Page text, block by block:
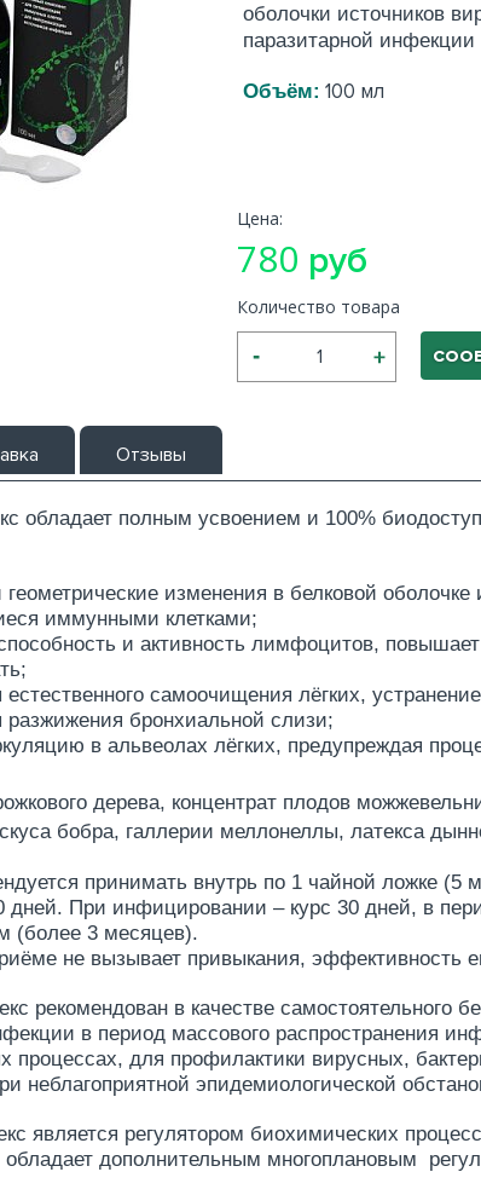
оболочки источников
паразитарной
Объём: 100 мл
Цена:
780 руб
Количество товара
Отзывы
обладает полным усвоением и 100%
геометрические изменения в белковой
иммунными клетками;
и активность лимфоцитов,
естественного самоочищения лёгких,
разжижения бронхиальной слизи;
в альвеолах лёгких, предупреждая
дерева, концентрат плодов
бобра, галлерии меллонеллы, латекса
принимать внутрь по 1 чайной ложке
дней. При инфицировании – курс 30 дней, в
(более 3 месяцев).
не вызывает привыкания, эффективность
рекомендован в качестве самостоятельного
в период массового распространения
процессах, для профилактики вирусных,
неблагоприятной эпидемиологической
является регулятором биохимических
обладает дополнительным многоплановым